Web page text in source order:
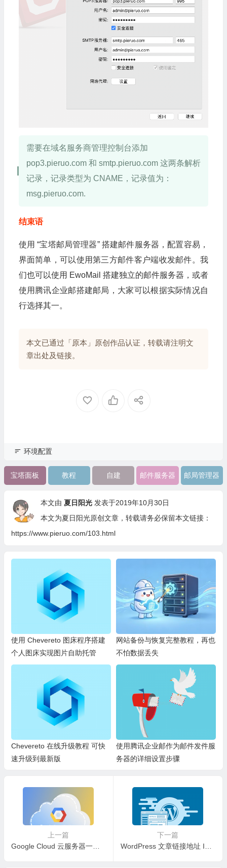
需要在域名服务商管理控制台添加
pop3.pieruo.com 和 smtp.pieruo.com 这两条解析
记录，记录类型为 CNAME，记录值为：
msg.pieruo.com.
结束语
使用 “宝塔邮局管理器” 搭建邮件服务器，配置容易，
界面简单，可以使用第三方邮件客户端收发邮件。我
们也可以使用 EwoMail 搭建独立的邮件服务器，或者
使用腾讯企业邮搭建邮局，大家可以根据实际情况自
行选择其一。
本文已通过「原本」原创作品认证，转载请注明文
章出处及链接。
环境配置
宝塔面板 教程 自建 邮件服务器 邮局管理器
本文由 夏日阳光 发表于2019年10月30日
本文为夏日阳光原创文章，转载请务必保留本文链接：
https://www.pieruo.com/103.html
使用 Chevereto 图床程序搭建
个人图床实现图片自助托管
网站备份与恢复完整教程，再也
不怕数据丢失
Chevereto 在线升级教程 可快
速升级到最新版
使用腾讯企业邮作为邮件发件服
务器的详细设置步骤
上一篇
Google Cloud 云服务器一年免费使用申请教程
下一篇